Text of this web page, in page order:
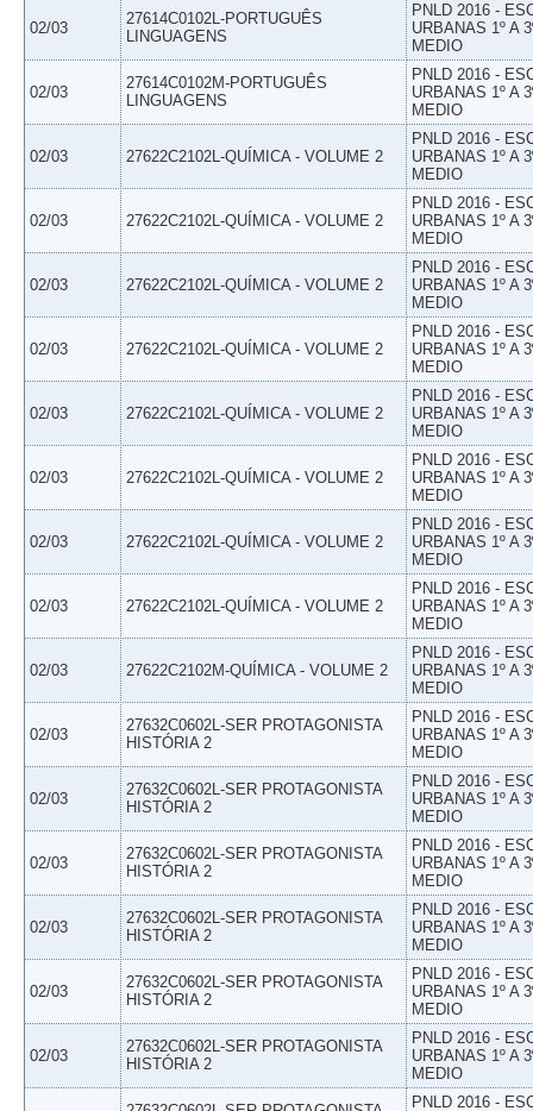
02/03
27614C0102L-PORTUGUÊS
LINGUAGENS
PNLD 2016 -
URBANAS 1º A
MEDIO
02/03
27614C0102M-PORTUGUÊS
LINGUAGENS
PNLD 2016 -
URBANAS 1º A
MEDIO
02/03 27622C2102L-QUÍMICA - VOLUME 2
PNLD 2016 -
URBANAS 1º A
MEDIO
02/03 27622C2102L-QUÍMICA - VOLUME 2
PNLD 2016 -
URBANAS 1º A
MEDIO
02/03 27622C2102L-QUÍMICA - VOLUME 2
PNLD 2016 -
URBANAS 1º A
MEDIO
02/03 27622C2102L-QUÍMICA - VOLUME 2
PNLD 2016 -
URBANAS 1º A
MEDIO
02/03 27622C2102L-QUÍMICA - VOLUME 2
PNLD 2016 -
URBANAS 1º A
MEDIO
02/03 27622C2102L-QUÍMICA - VOLUME 2
PNLD 2016 -
URBANAS 1º A
MEDIO
02/03 27622C2102L-QUÍMICA - VOLUME 2
PNLD 2016 -
URBANAS 1º A
MEDIO
02/03 27622C2102L-QUÍMICA - VOLUME 2
PNLD 2016 -
URBANAS 1º A
MEDIO
02/03 27622C2102M-QUÍMICA - VOLUME 2
PNLD 2016 -
URBANAS 1º A
MEDIO
02/03
27632C0602L-SER PROTAGONISTA
HISTÓRIA 2
PNLD 2016 -
URBANAS 1º A
MEDIO
02/03
27632C0602L-SER PROTAGONISTA
HISTÓRIA 2
PNLD 2016 -
URBANAS 1º A
MEDIO
02/03
27632C0602L-SER PROTAGONISTA
HISTÓRIA 2
PNLD 2016 -
URBANAS 1º A
MEDIO
02/03
27632C0602L-SER PROTAGONISTA
HISTÓRIA 2
PNLD 2016 -
URBANAS 1º A
MEDIO
02/03
27632C0602L-SER PROTAGONISTA
HISTÓRIA 2
PNLD 2016 -
URBANAS 1º A
MEDIO
02/03
27632C0602L-SER PROTAGONISTA
HISTÓRIA 2
PNLD 2016 -
URBANAS 1º A
MEDIO
PNLD 2016 -